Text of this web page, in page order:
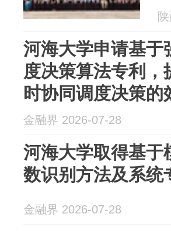
河海大学申请基于
度决策算法专利
时协同调度决策的
金融界 2026-07-28
河海大学取得基于
数识别方法及系统
金融界 2026-07-28